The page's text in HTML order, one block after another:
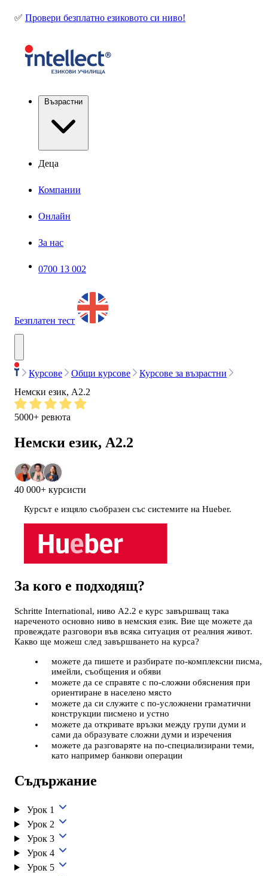
✅ Провери безплатно езиковото си ниво!
Възрастни
Деца
Компании
Онлайн
За нас
0700 13 002
Безплатен тест
Курсове Общи курсове
Курсове за възрастни
Немски език, А2.2
5000+ ревюта
Немски език, А2.2
40 000+ курсисти
Курсът е изцяло съобразен със системите на Hueber.
За кого е подходящ?
Schritte International, ниво А2.2 е курс завършващ така
нареченото основно ниво в немския език. Вие ще можете да
провеждате разговори във всяка ситуация от реалния живот.
Какво ще можеш след завършването на курса?
можете да пишете и разбирате по-комплексни писма,
имейли, съобщения и обяви
можете да се справяте с по-сложни обяснения при
ориентиране в населено място
можете да си служите с по-усложнени граматични
конструкции писмено и устно
можете да откривате връзки между групи думи и
сами да образувате сложни думи и изречения
можете да разговаряте на по-специализирани теми,
като например банкови операции
Съдържание
Урок 1
Урок 2
Урок 3
Урок 4
Урок 5